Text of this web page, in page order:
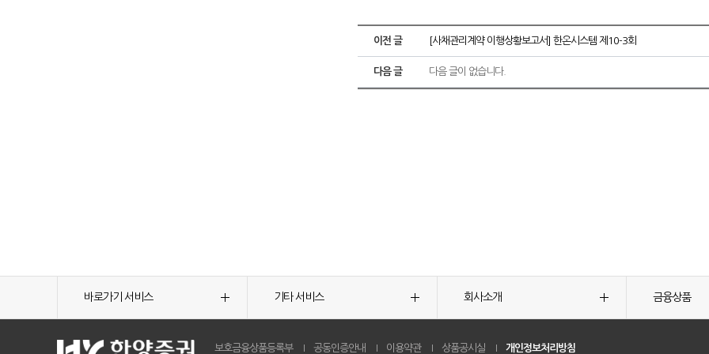
이전 글 [사채관리계약 이행상황보고서] 한온시스템 제10-3회
다음 글 다음 글이 없습니다.
바로가기 서비스 기타 서비스 회사소개 금융상품
보호금융상품등록부 공동인증안내 이용약관 상품공시실 개인정보처리방침